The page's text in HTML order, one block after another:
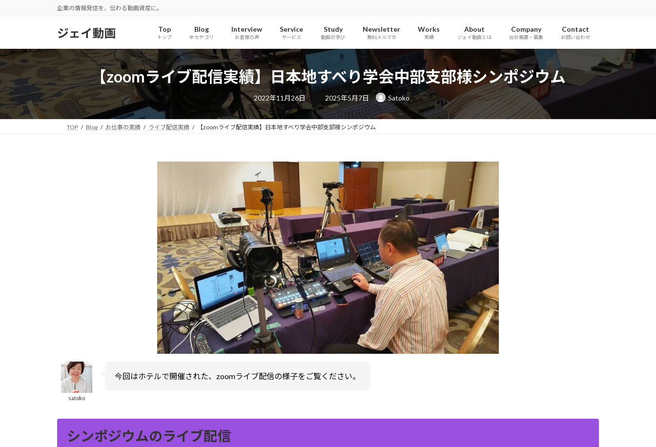
へ
ョ
企業の情報発信を、伝わる動画資産に。
ジェイ動画 Top
トップ
Blog
全カテゴリ
Interview
お客様の声
Service
サービス
Study
動画の学び
Newsletter
無料メルマガ
Works
実績
About
ジェイ動画とは
Company
会社概要・募集
Contact
お問い合わせ
【zoomライブ配信実績】日本地すべり学会中部支部様シンポジウム
2022年11月26日
最
終
更
新
日
時
2025年5月7日 Satoko
TOP Blog お仕事の実績 ライブ配信実績 【zoomライブ配信実績】日本地すべり学会中部支部様シンポジウム
satoko
今回はホテルで開催された、zoomライブ配信の様子をご覧ください。
シンポジウムのライブ配信